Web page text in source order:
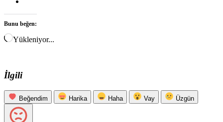
Bunu beğen:
Yükleniyor...
İlgili
Beğendim Harika Haha Vay Üzgün